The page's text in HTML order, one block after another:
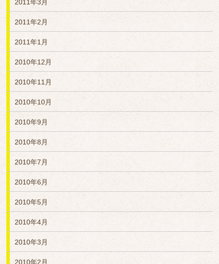
2011年3月
2011年2月
2011年1月
2010年12月
2010年11月
2010年10月
2010年9月
2010年8月
2010年7月
2010年6月
2010年5月
2010年4月
2010年3月
2010年2月